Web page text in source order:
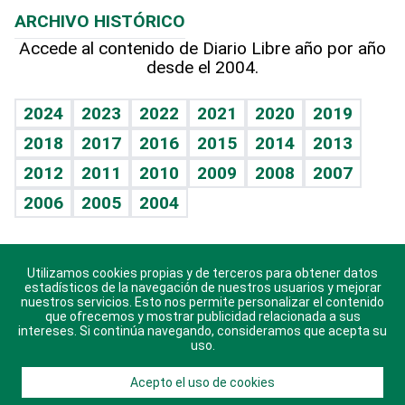
Hablando con el pediatra
Vida y familia
Eñe
Celebrando la vida
Sin complejos
En pocas palabras
Escuchando al corazón
Economía Personal
Línea de hit
BRV
TBT Deportivo
Columnistas
Más firmas
Hecho en casa
Guía del dinero
Cumpleaños
Horóscopos
Juegos
ARCHIVO HISTÓRICO
Accede al contenido de Diario Libre año por año
desde el 2004.
2024 2023 2022 2021 2020
2019
2018
2017 2016 2015 2014
2013
2012
2011 2010 2009 2008
2007
2006
2005 2004
Descarga nuestras aplicaciones para Android, iOS y
sistema Huawei.
© 2021 Diario Libre, todos los derechos reservados.
Utilizamos cookies propias y de terceros para obtener datos
estadísticos de la navegación de nuestros usuarios y mejorar
nuestros servicios. Esto nos permite personalizar el contenido
que ofrecemos y mostrar publicidad relacionada a sus
intereses. Si continúa navegando, consideramos que acepta su
uso.
Acepto el uso de cookies